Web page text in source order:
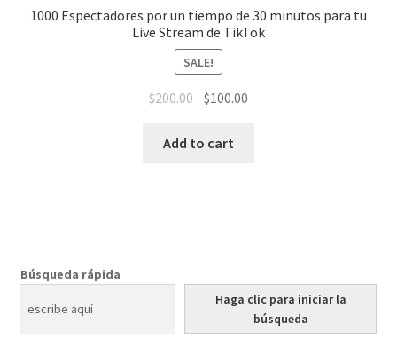
1000 Espectadores por un tiempo de 30 minutos para tu
Live Stream de TikTok
SALE!
$200.00 $100.00
Add to cart
Búsqueda rápida
Haga clic para iniciar la
búsqueda